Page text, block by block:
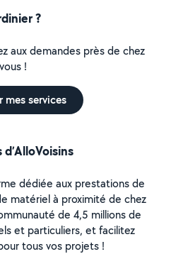
?
aux demandes près de chez
vous !
mes services
dédiée aux prestations de
matériel à proximité de chez
de 4,5 millions de
et particuliers, et facilitez
tous vos projets !